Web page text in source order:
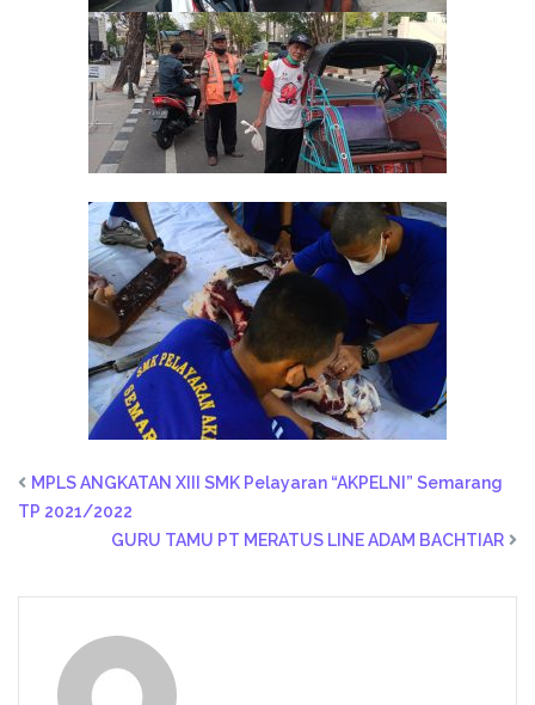
MPLS ANGKATAN XIII SMK Pelayaran “AKPELNI” Semarang
TP 2021/2022
GURU TAMU PT MERATUS LINE ADAM BACHTIAR